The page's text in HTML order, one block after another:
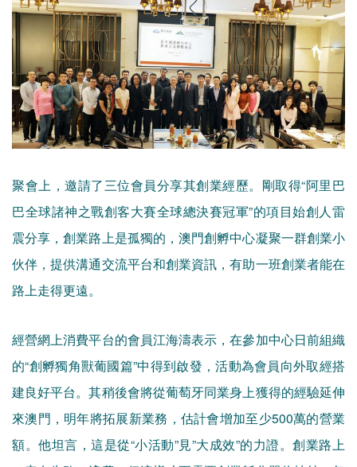
聚會上，邀請了三位會員分享其創業經歷。剛取得“阿里巴
巴全球諸神之戰創客大賽全球總決賽冠軍”的項目始創人雷
震分享，創業路上是孤獨的，澳門創孵中心凝聚一群創業小
伙伴，提供溝通交流平台和創業資訊，有助一班創業者能在
路上走得更遠。
經營網上消費平台的會員江海濤表示，在參加中心日前組織
的“創孵獨角獸葡國篇”中得到啟發，活動為會員向外取經搭
建良好平台。其稍後會將從葡萄牙同業身上獲得的經驗延伸
來澳門，明年將拓展新業務，估計會增加至少500萬的營業
額。他坦言，這是從“小活動”見”大成效”的力證。創業路上